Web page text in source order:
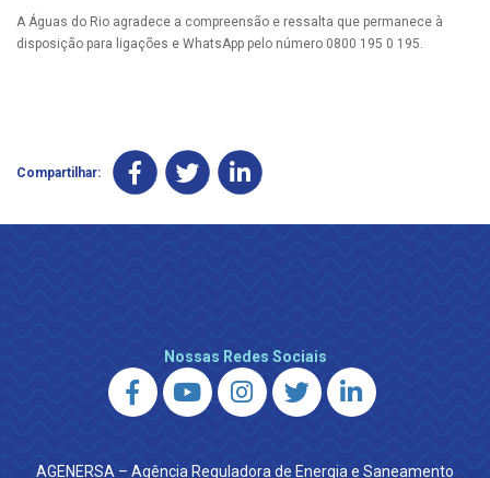
A Águas do Rio agradece a compreensão e ressalta que permanece à
disposição para ligações e WhatsApp pelo número 0800 195 0 195.
Compartilhar:
Nossas Redes Sociais
AGENERSA – Agência Reguladora de Energia e Saneamento